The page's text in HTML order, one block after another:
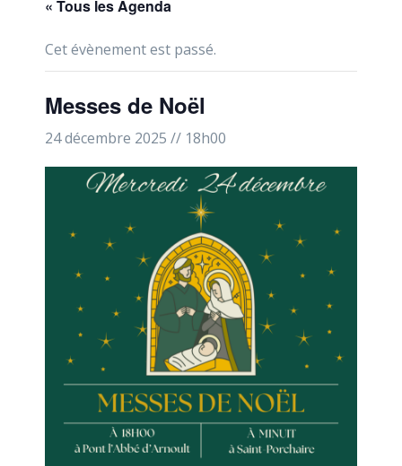
« Tous les Agenda
Cet évènement est passé.
Messes de Noël
24 décembre 2025 // 18h00